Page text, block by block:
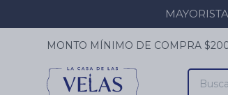
MONTO MÍNIMO DE COMPRA